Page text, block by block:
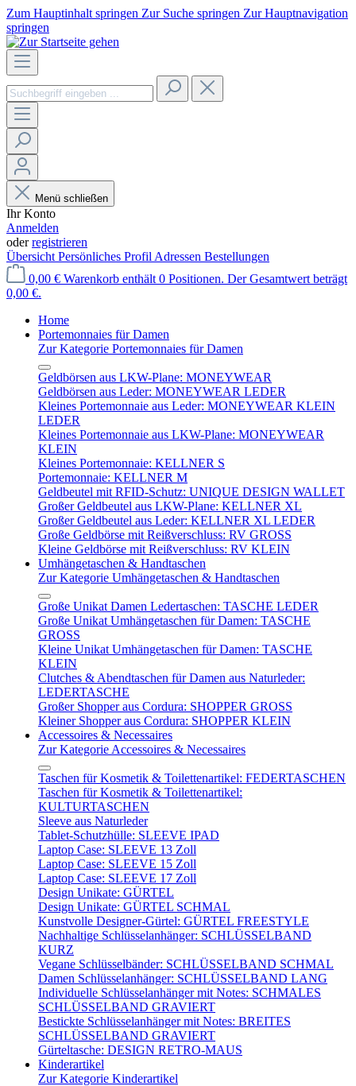
Zum Hauptinhalt springen Zur Suche springen Zur Hauptnavigation
springen
Menü schließen
Ihr Konto
Anmelden
oderregistrieren
Übersicht Persönliches Profil Adressen Bestellungen
0,00 € Warenkorb enthält 0 Positionen. Der Gesamtwert beträgt
0,00 €.
Home
Portemonnaies für Damen
Zur Kategorie Portemonnaies für Damen
Geldbörsen aus LKW-Plane: MONEYWEAR
Geldbörsen aus Leder: MONEYWEAR LEDER
Kleines Portemonnaie aus Leder: MONEYWEAR KLEIN
LEDER
Kleines Portemonnaie aus LKW-Plane: MONEYWEAR
KLEIN
Kleines Portemonnaie: KELLNER S
Portemonnaie: KELLNER M
Geldbeutel mit RFID-Schutz: UNIQUE DESIGN WALLET
Großer Geldbeutel aus LKW-Plane: KELLNER XL
Großer Geldbeutel aus Leder: KELLNER XL LEDER
Große Geldbörse mit Reißverschluss: RV GROSS
Kleine Geldbörse mit Reißverschluss: RV KLEIN
Umhängetaschen & Handtaschen
Zur Kategorie Umhängetaschen & Handtaschen
Große Unikat Damen Ledertaschen: TASCHE LEDER
Große Unikat Umhängetaschen für Damen: TASCHE
GROSS
Kleine Unikat Umhängetaschen für Damen: TASCHE
KLEIN
Clutches & Abendtaschen für Damen aus Naturleder:
LEDERTASCHE
Großer Shopper aus Cordura: SHOPPER GROSS
Kleiner Shopper aus Cordura: SHOPPER KLEIN
Accessoires & Necessaires
Zur Kategorie Accessoires & Necessaires
Taschen für Kosmetik & Toilettenartikel: FEDERTASCHEN
Taschen für Kosmetik & Toilettenartikel:
KULTURTASCHEN
Sleeve aus Naturleder
Tablet-Schutzhülle: SLEEVE IPAD
Laptop Case: SLEEVE 13 Zoll
Laptop Case: SLEEVE 15 Zoll
Laptop Case: SLEEVE 17 Zoll
Design Unikate: GÜRTEL
Design Unikate: GÜRTEL SCHMAL
Kunstvolle Designer-Gürtel: GÜRTEL FREESTYLE
Nachhaltige Schlüsselanhänger: SCHLÜSSELBAND
KURZ
Vegane Schlüsselbänder: SCHLÜSSELBAND SCHMAL
Damen Schlüsselanhänger: SCHLÜSSELBAND LANG
Individuelle Schlüsselanhänger mit Notes: SCHMALES
SCHLÜSSELBAND GRAVIERT
Bestickte Schlüsselanhänger mit Notes: BREITES
SCHLÜSSELBAND GRAVIERT
Gürteltasche: DESIGN RETRO-MAUS
Kinderartikel
Zur Kategorie Kinderartikel